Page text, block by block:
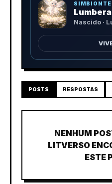
SIMBIONTE
Lumbera
Nascido ·
POSTS RESPOSTAS
NENHUM
LITVERSO
ESTE